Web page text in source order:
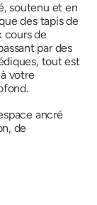
soutenu et en
des tapis de
cours de
par des
tout est
votre
ancré
de